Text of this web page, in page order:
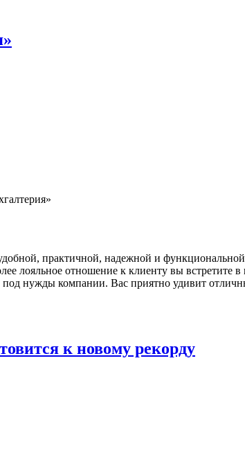
практичной, надежной и
лояльное отношение к клиенту вы встретите
нужды компании. Вас приятно удивит
к новому рекорду